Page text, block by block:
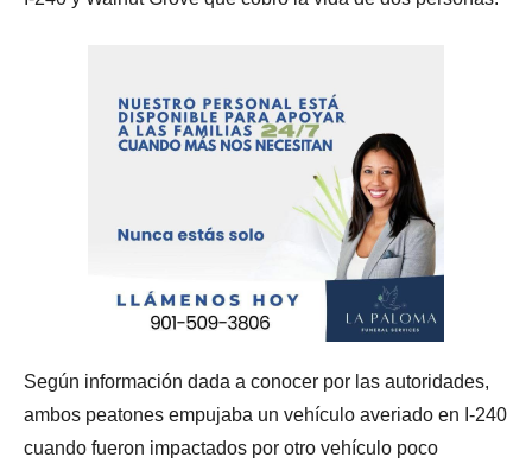
Según información dada a conocer por las autoridades,
ambos peatones empujaba un vehículo averiado en I-240
cuando fueron impactados por otro vehículo poco